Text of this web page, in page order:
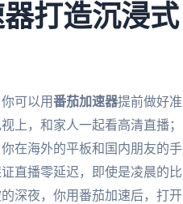
打造沉浸式
可以用番茄加速器提前做好准
上，和家人一起看高清直播；
在海外的平板和国内朋友的手
直播零延迟，即使是凌晨的比
深夜，你用番茄加速后，打开